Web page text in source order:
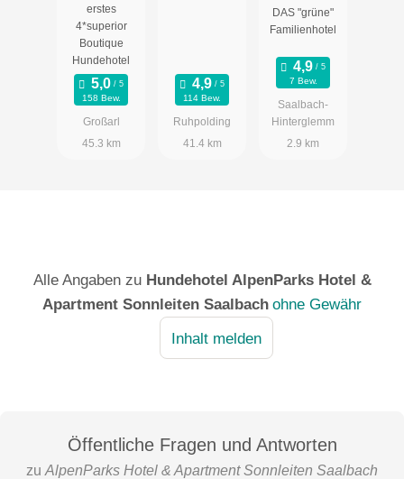
erstes
4*superior
Boutique
Hundehotel
158 Bew.
Großarl
45.3 km
114 Bew.
Ruhpolding
41.4 km
DAS "grüne"
Familienhotel
7 Bew.
Saalbach-
Hinterglemm
2.9 km
Alle Angaben zu Hundehotel AlpenParks Hotel &
Apartment Sonnleiten Saalbach ohne Gewähr
Inhalt melden
Öffentliche Fragen und Antworten
zu AlpenParks Hotel & Apartment Sonnleiten Saalbach